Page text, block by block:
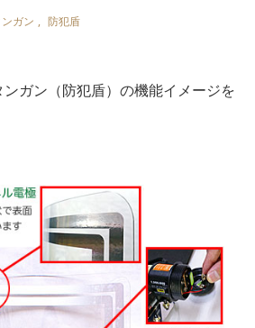
ガン , 防犯盾
ガン（防犯盾）の機能イメージを